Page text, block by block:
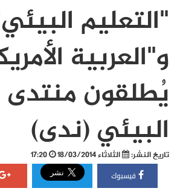
"التعليم
و"العربية
يُطلقون منتدى
البيئي (ندى)
تاريخ النشر: الثلاثاء 18/03/2014
فيسبوك